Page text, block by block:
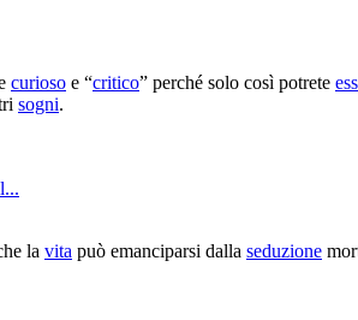
curioso e “critico” perché solo così potrete
sogni.
la vita può emanciparsi dalla seduzione